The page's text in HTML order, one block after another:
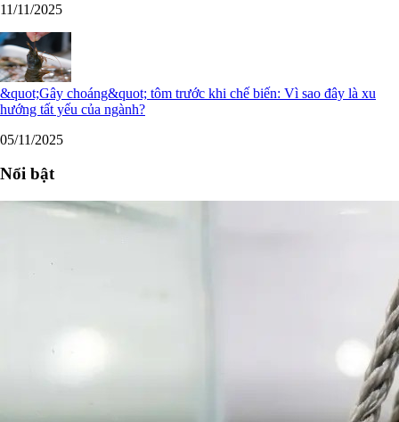
11/11/2025
&quot;Gây choáng&quot; tôm trước khi chế biến: Vì sao đây là xu
hướng tất yếu của ngành?
05/11/2025
Nổi bật